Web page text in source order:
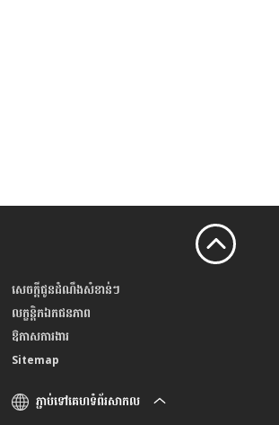
សេចក្តីជូនដំណឹងសំខាន់ៗ
លក្ខន្តិកឯកជនភាព
ឱកាសការងារ
Sitemap
ភ្ជាប់ទៅគេហទំព័រសាកល